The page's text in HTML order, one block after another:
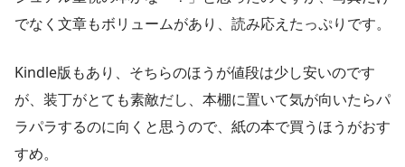
でなく文章もボリュームがあり、読み応えたっぷりです。
Kindle版もあり、そちらのほうが値段は少し安いのです
が、装丁がとても素敵だし、本棚に置いて気が向いたらパ
ラパラするのに向くと思うので、紙の本で買うほうがおす
すめ。